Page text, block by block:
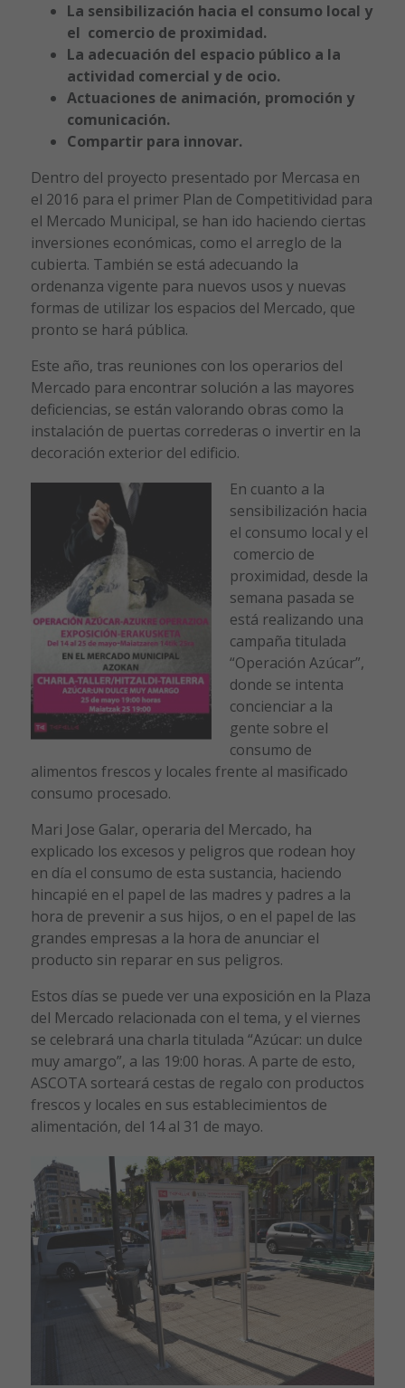
La sensibilización hacia el consumo local y
el comercio de proximidad.
La adecuación del espacio público a la
actividad comercial y de ocio.
Actuaciones de animación, promoción y
comunicación.
Compartir para innovar.
Dentro del proyecto presentado por Mercasa en
el 2016 para el primer Plan de Competitividad para
el Mercado Municipal, se han ido haciendo ciertas
inversiones económicas, como el arreglo de la
cubierta. También se está adecuando la
ordenanza vigente para nuevos usos y nuevas
formas de utilizar los espacios del Mercado, que
pronto se hará pública.
Este año, tras reuniones con los operarios del
Mercado para encontrar solución a las mayores
deficiencias, se están valorando obras como la
instalación de puertas correderas o invertir en la
decoración exterior del edificio.
En cuanto a la
sensibilización hacia
el consumo local y el
comercio de
proximidad, desde la
semana pasada se
está realizando una
campaña titulada
“Operación Azúcar”,
donde se intenta
concienciar a la
gente sobre el
consumo de
alimentos frescos y locales frente al masificado
consumo procesado.
Mari Jose Galar, operaria del Mercado, ha
explicado los excesos y peligros que rodean hoy
en día el consumo de esta sustancia, haciendo
hincapié en el papel de las madres y padres a la
hora de prevenir a sus hijos, o en el papel de las
grandes empresas a la hora de anunciar el
producto sin reparar en sus peligros.
Estos días se puede ver una exposición en la Plaza
del Mercado relacionada con el tema, y el viernes
se celebrará una charla titulada “Azúcar: un dulce
muy amargo”, a las 19:00 horas. A parte de esto,
ASCOTA sorteará cestas de regalo con productos
frescos y locales en sus establecimientos de
alimentación, del 14 al 31 de mayo.